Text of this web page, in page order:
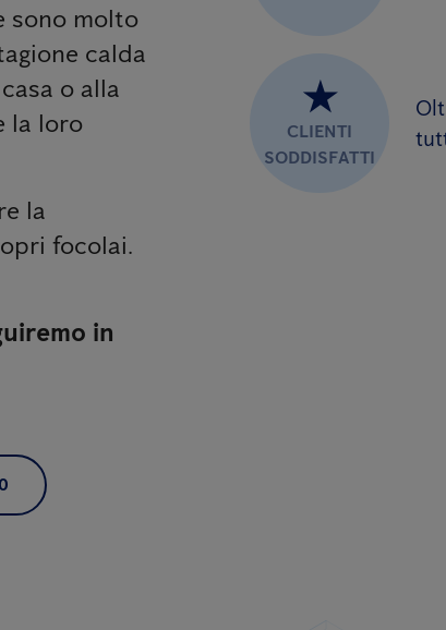
sono molto
calda
o alla
la loro
la
focolai.
in
★
CLIENTI
SODDISFATTI